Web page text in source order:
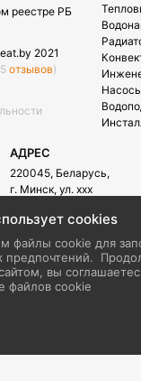
реестре РБ
2021
отзывов)
Насосы
АДРЕС
220045, Беларусь,
г. Минск, ул. xxx
E-mail:
info@iheat.by
cookies
файлы cookie для
предпочтений.
вы
файлов cookie